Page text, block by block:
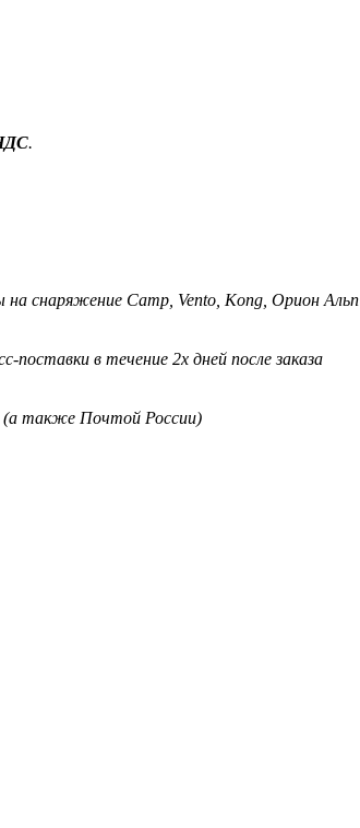
.
на снаряжение Camp, Vento, Kong, Орион Альп
поставки в течение 2х дней после заказа
(а также Почтой России)